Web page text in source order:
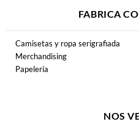
FABRICA
Camisetas y ropa serigrafiada
Merchandising
Papelería
NOS